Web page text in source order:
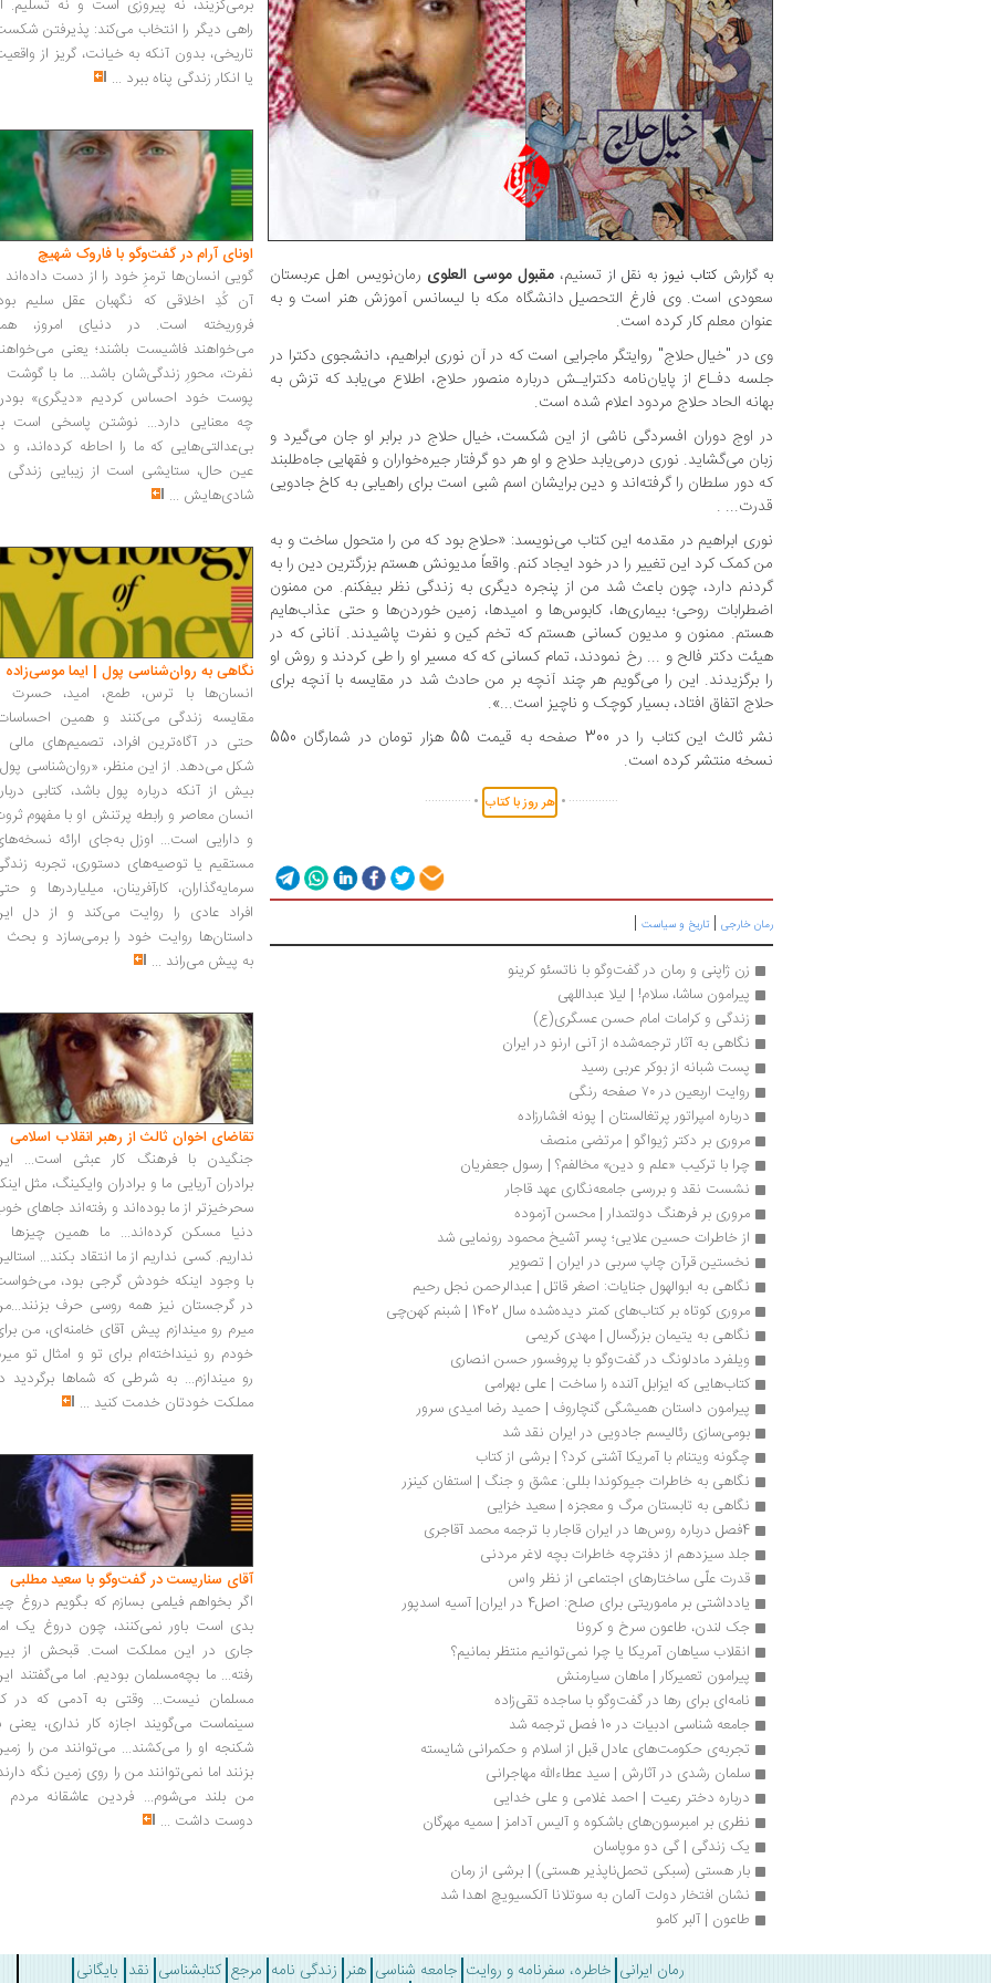
به گزارش کتاب نیوز به نقل از تسنیم،‌ مقبول موسی العلوی رمان‌نویس اهل عربستان
سعودی است. وی فارغ التحصیل دانشگاه مکه با لیسانس آموزش هنر است و به
عنوان معلم کار کرده است.
وی در "خیال حلاج" روایتگر ماجرایی است که در آن نوری ابراهیم، دانشجوی دکترا در
جلسه دفـاع از پایان‌نامه دکترایـش درباره منصور حلاج، اطلاع می‌یابد که تزش به
بهانه الحاد حلاج مردود اعلام شده است.
در اوج دوران افسردگی ناشی از این شکست، خیال حلاج در برابر او جان می‌گیرد و
زبان می‌گشاید. نوری درمی‌یابد حلاج و او هر دو گرفتار جیره‌خواران و فقهایی جاه‌طلبند
که دور سلطان را گرفته‌اند و دین برایشان اسم شبی است برای راهیابی به کاخ جادویی
قدرت... .
نوری ابراهیم در مقدمه این کتاب می‌نویسد: «حلاج بود که من را متحول ساخت و به
من کمک کرد این تغییر را در خود ایجاد کنم. واقعاً مدیونش هستم بزرگترین دین را به
گردنم دارد، چون باعث شد من از پنجره دیگری به زندگی نظر بیفکنم. من ممنون
اضطرابات روحی؛ بیماری‌ها، کابوس‌ها و امیدها، زمین خوردن‌ها و حتی عذاب‌‌هایم
هستم. ممنون و مدیون کسانی هستم که تخم کین و نفرت پاشیدند. آنانی که در
هیئت دکتر فالح و ... رخ نمودند،‌ تمام کسانی که که مسیر او را طی کردند و روش او
را برگزیدند. این را می‌گویم هر چند آنچه بر من حادث شد در مقایسه با آنچه برای
حلاج اتفاق افتاد، بسیار کوچک و ناچیز است...».
نشر ثالث این کتاب را در 300 صفحه به قیمت 55 هزار تومان در شمارگان 550
نسخه منتشر کرده است.
...............
. هر روز با کتاب .
..............
رمان خارجی | تاریخ و سیاست |
زن ژاپنی و رمان در گفت‌وگو با ناتسئو کرینو
پیرامون ساشا، سلام! | لیلا عبداللهی
زندگی و کرامات امام حسن عسگری(ع)
نگاهی به آثار ترجمه‌شده از آنی ارنو در ایران
پست شبانه از بوکر عربی رسید
روایت اربعین در ۷۰ صفحه رنگی
درباره امپراتور پرتغالستان | پونه افشارزاده
مروری بر دکتر ژیواگو | مرتضی منصف
چرا با ترکیب «علم و دین» مخالفم؟ | رسول جعفریان
نشست نقد و بررسی جامعه‌نگاری عهد قاجار
مروری بر فرهنگ دولتمدار | محسن آزموده
از خاطرات حسین علایی؛ پسر آشیخ محمود رونمایی شد
نخستین قرآن چاپ سربی در ایران | تصویر
نگاهی به ابوالهول جنایات: اصغر قاتل | عبدالرحمن نجل رحیم
مروری کوتاه بر کتاب‌های کمتر دیده‌شده سال 1402 | شبنم کهن‌چی
نگاهی به یتیمان بزرگسال | مهد‌ی کریمی
ویلفرد مادلونگ در گفت‌وگو با پروفسور حسن انصاری
كتاب‌هایی كه ایزابل آلنده را ساخت | علی بهرامی
پیرامون داستان همیشگی گنچاروف | حمید رضا امیدی سرور
بومی‌سازی رئالیسم جادویی در ایران نقد شد
چگونه ویتنام با آمریکا آشتی کرد؟ | برشی از کتاب
نگاهی به خاطرات جیوکوندا بللی: عشق و جنگ | استفان کینزر
نگاهی به تابستان مرگ و معجزه | سعید خزایی
4فصل درباره روس‌ها در ایران قاجار با ترجمه محمد آقاجری
جلد سیزدهم از دفترچه خاطرات بچه لاغر مردنی
قدرت علّی ساختارهای اجتماعی از نظر واس
یادداشتی بر ماموریتی برای صلح: اصل4 در ایران| آسیه اسدپور
جک لندن، طاعون سرخ و کرونا
انقلاب سیاهان آمریکا یا چرا نمی‌توانیم منتظر بمانیم؟
پیرامون تعمیرکار | ماهان سیارمنش
نامه‌ای برای رها در گفت‌وگو با ساجده تقی‌زاده
جامعه شناسی ادبیات در 10 فصل ترجمه شد
تجربه‌‌ی حکومت‌های عادل قبل از اسلام و حکمرانی شایسته
سلمان رشدی در آثارش | سید عطاءالله مهاجرانی
درباره دختر رعیت | احمد غلامی و علی خدایی
نظری بر امبرسون‌های باشکوه و آلیس آدامز | سمیه مهرگان
یک زندگی | گی دو موپاسان
بار هستی (سبکی تحمل‌ناپذیر هستی) | برشی از رمان
نشان افتخار دولت آلمان به سوتلانا آلکسیویچ اهدا شد
طاعون | آلبر کامو
برمی‌گزیند، نه پیروزی است و نه تسلیم.
راهی دیگر را انتخاب می‌کند: پذیرفتن
تاریخی، بدون آنکه به خیانت، گریز از
یا انکار زندگی پناه ببرد ...
اونای آرام در گفت‌وگو با فاروک شهیچ‭
گویی انسان‌ها ترمزِ خود را از دست داده‌اند
آن کُدِ اخلاقی که نگهبان عقل سلیم
فروریخته است. در دنیای امروز،
می‌خواهند فاشیست باشند؛ یعنی
نفرت، محورِ زندگی‌شان باشد... ما با گوشت
پوست خود احساس کردیم «دیگری»
چه معنایی دارد... نوشتن پاسخی است
بی‌عدالتی‌هایی که ما را احاطه کرده‌اند، و
عین حال، ستایشی است از زیبایی زندگی
شادی‌هایش ...
نگاهی به روان‌شناسی پول | ایما موسی‌زاده
انسان‌ها با ترس، طمع، امید، حسرت
مقایسه زندگی می‌کنند و همین
حتی در آگاه‌ترین افراد، تصمیم‌های مالی
شکل می‌دهد. از این منظر، «روان‌شناسی
بیش از آنکه درباره پول باشد، کتابی
انسان معاصر و رابطه پرتنش او با مفهوم
و دارایی است... اوزل به‌جای ارائه
مستقیم یا توصیه‌های دستوری، تجربه
سرمایه‌گذاران، کارآفرینان، میلیاردرها و
افراد عادی را روایت می‌کند و از دل
داستان‌ها روایت خود را برمی‌سازد و بحث
به پیش می‌راند ...
تقاضای اخوان ثالث از رهبر انقلاب اسلامی
جنگیدن با فرهنگ کار عبثی است...
برادران آریایی ما و برادران وایکینگ، مثل
سحرخیزتر از ما بوده‌اند و رفته‌اند جاهای
دنیا مسکن کرده‌اند... ما همین چیزها
نداریم. کسی نداریم از ما انتقاد بکند...
با وجود اینکه خودش گرجی بود،
در گرجستان نیز همه روسی حرف
میرم رو میندازم پیش آقای خامنه‌ای، من
خودم رو نینداخته‌ام برای تو و امثال تو
رو میندازم... به شرطی که شماها برگردید
مملکت خودتان خدمت کنید ...
آقای سناریست در گفت‌وگو با سعید مطلبی
اگر بخواهم فیلمی بسازم که بگویم دروغ
بدی است باور نمی‌کنند، چون دروغ یک
جاری در این مملکت است. قبحش از
رفته... ما بچه‌مسلمان بودیم. اما می‌گفتند
مسلمان نیست... وقتی به آدمی که در
سینماست می‌گویند اجازه کار نداری، یعنی
شکنجه او را می‌کشند... می‌توانند من را
بزنند اما نمی‌توانند من را روی زمین نگه
من بلند می‌شوم... فردین عاشقانه مردم
دوست داشت ...
رمان ایرانی خاطره، سفرنامه و روایت جامعه شناسی هنر زندگی نامه مرجع کتابشناسی نقد بایگانی